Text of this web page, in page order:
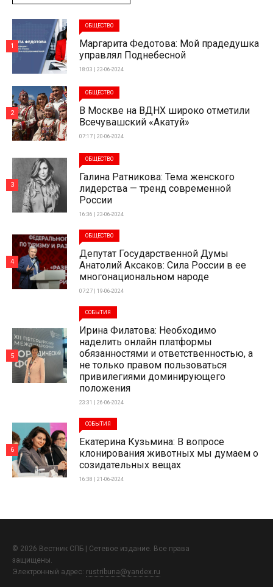
ОБЩЕСТВО
Маргарита Федотова: Мой прадедушка
управлял Поднебесной
18:03 | 23-06-2024
1
ОБЩЕСТВО
В Москве на ВДНХ широко отметили
Всечувашский «Акатуй»
07:17 | 20-06-2024
2
ОБЩЕСТВО
Галина Ратникова: Тема женского
лидерства — тренд современной
России
16:36 | 23-06-2024
3
ОБЩЕСТВО
Депутат Государственной Думы
Анатолий Аксаков: Сила России в ее
многонациональном народе
07:27 | 19-06-2024
4
СОБЫТИЯ
Ирина Филатова: Необходимо
наделить онлайн платформы
обязанностями и ответственностью, а
не только правом пользоваться
привилегиями доминирующего
положения
23:31 | 26-06-2024
5
СОБЫТИЯ
Екатерина Кузьмина: В вопросе
клонирования животных мы думаем о
созидательных вещах
16:38 | 21-06-2024
6
© 2026 Вестник СПБ | Сетевое издание. Все права
защищены.
Электронный адрес: rustribuna@yandex.ru